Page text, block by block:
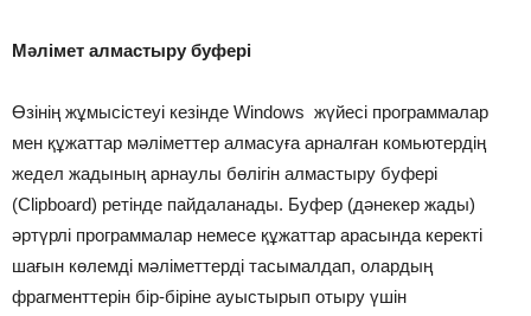
Мәлімет алмастыру буфері
Өзінің жұмысістеуі кезінде Windows жүйесі программалар
мен құжаттар мәліметтер алмасуға арналған комьютердің
жедел жадының арнаулы бөлігін алмастыру буфері
(Clipboard) ретінде пайдаланады. Буфер (дәнекер жады)
әртүрлі программалар немесе құжаттар арасында керекті
шағын көлемді мәліметтерді тасымалдап, олардың
фрагменттерін бір-біріне ауыстырып отыру үшін